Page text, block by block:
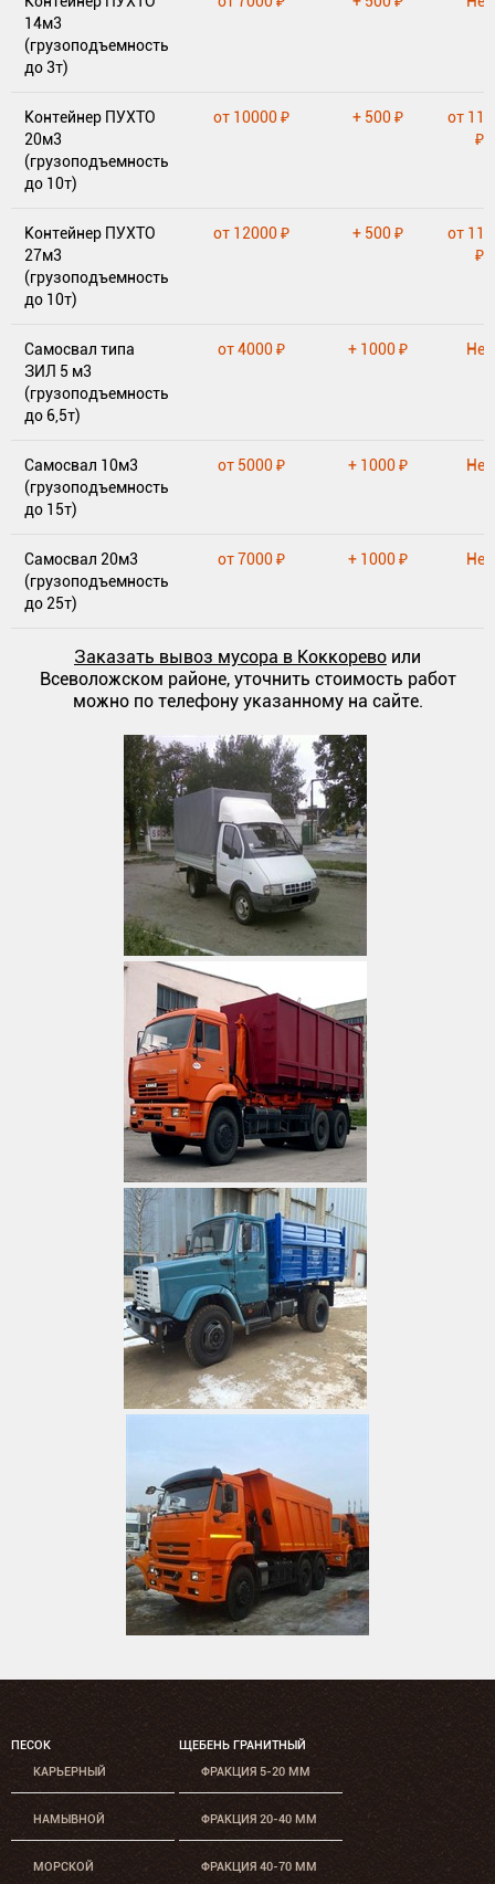
14м3
(грузоподъемность
до 3т)
Контейнер ПУХТО
20м3
(грузоподъемность
до 10т)
от 10000 ₽ + 500 ₽
от
₽
Контейнер ПУХТО
27м3
(грузоподъемность
до 10т)
от 12000 ₽ + 500 ₽
от
₽
Самосвал типа
ЗИЛ 5 м3
(грузоподъемность
до 6,5т)
от 4000 ₽ + 1000 ₽ Нет
Самосвал 10м3
(грузоподъемность
до 15т)
от 5000 ₽ + 1000 ₽ Нет
Самосвал 20м3
(грузоподъемность
до 25т)
от 7000 ₽ + 1000 ₽ Нет
Заказать вывоз мусора в Коккорево или
Всеволожском районе, уточнить стоимость работ
можно по телефону указанному на сайте.
ПЕСОК
КАРЬЕРНЫЙ
НАМЫВНОЙ
МОРСКОЙ
ЩЕБЕНЬ ГРАНИТНЫЙ
ФРАКЦИЯ 5-20 ММ
ФРАКЦИЯ 20-40 ММ
ФРАКЦИЯ 40-70 ММ